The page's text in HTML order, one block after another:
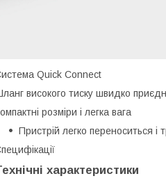
Quick Connect
високого тиску швидко
розміри і легка вага
Пристрій легко переноситься і
характеристики